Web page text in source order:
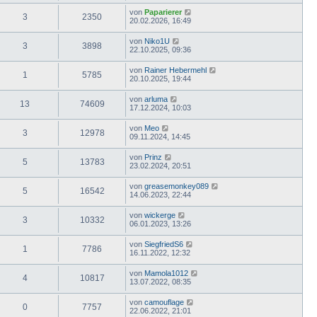
3 2350 von Paparierer
20.02.2026, 16:49
3 3898 von Niko1U
22.10.2025, 09:36
1 5785 von Rainer Hebermehl
20.10.2025, 19:44
13 74609 von arluma
17.12.2024, 10:03
3 12978 von Meo
09.11.2024, 14:45
5 13783 von Prinz
23.02.2024, 20:51
5 16542 von greasemonkey089
14.06.2023, 22:44
3 10332 von wickerge
06.01.2023, 13:26
1 7786 von SiegfriedS6
16.11.2022, 12:32
4 10817 von Mamola1012
13.07.2022, 08:35
0 7757 von camouflage
22.06.2022, 21:01